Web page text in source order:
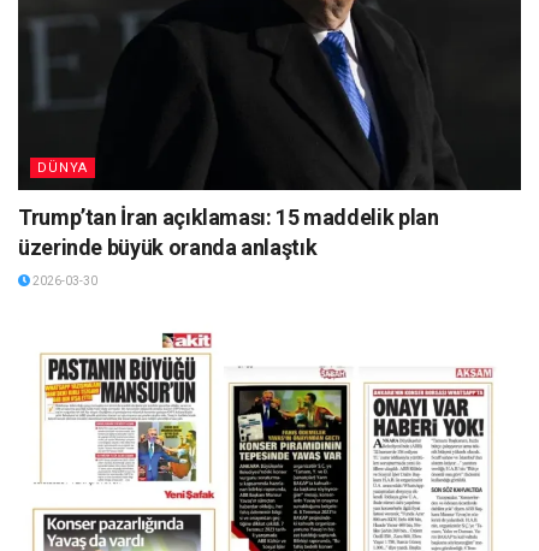
DÜNYA
Trump’tan İran açıklaması: 15 maddelik plan
üzerinde büyük oranda anlaştık
2026-03-30